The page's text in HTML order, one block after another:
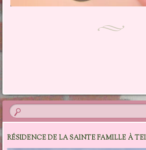
RÉSIDENCE DE LA SAINTE FAMILLE À